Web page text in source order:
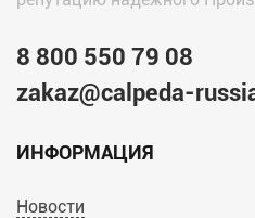
8 800 550 79 08
zakaz@calpeda-
ИНФОРМАЦИЯ
Новости